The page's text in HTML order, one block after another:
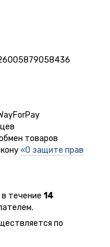
товаров
«О защите прав
течение 14
по